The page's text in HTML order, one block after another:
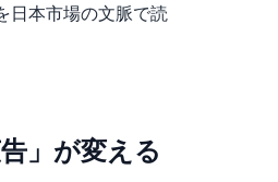
日本市場の文脈で読
」が変える